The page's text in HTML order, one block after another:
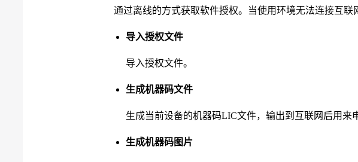
通过离线的方式获取软件授权。当使用环境无法连接互联
导入授权文件
导入授权文件。
生成机器码文件
生成当前设备的机器码LIC文件，输出到互联网后用来
生成机器码图片